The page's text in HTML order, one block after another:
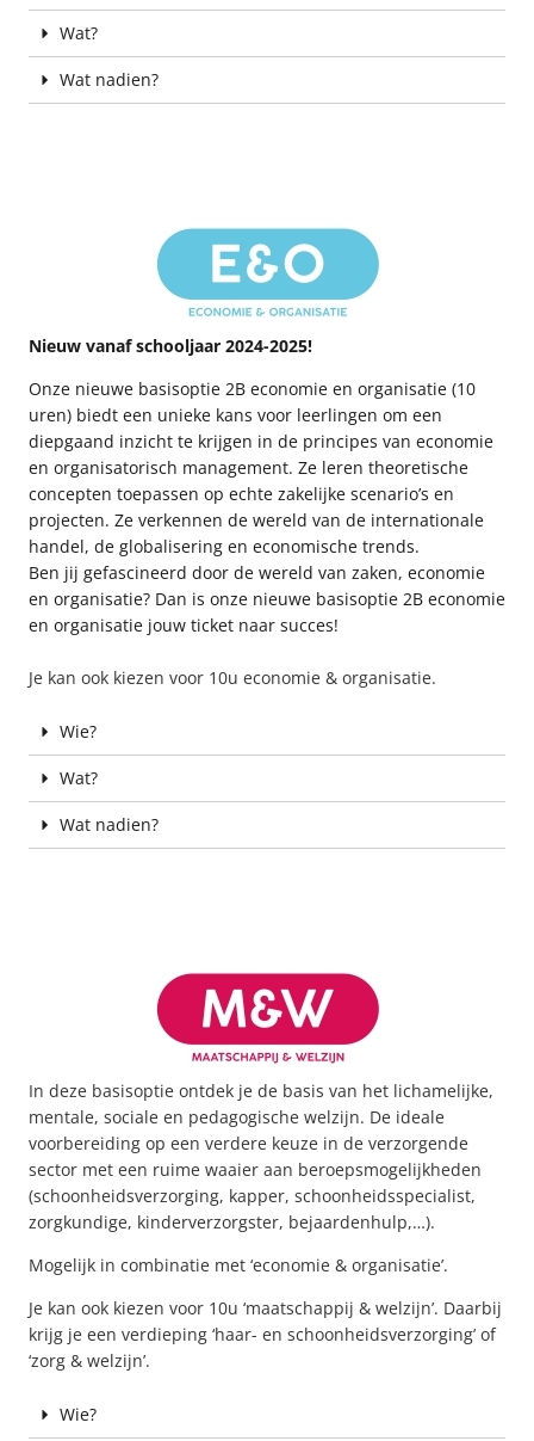
Wat?
Wat nadien?
Nieuw vanaf schooljaar 2024-2025!
Onze nieuwe basisoptie 2B economie en organisatie (10
uren) biedt een unieke kans voor leerlingen om een
diepgaand inzicht te krijgen in de principes van economie
en organisatorisch management. Ze leren theoretische
concepten toepassen op echte zakelijke scenario’s en
projecten. Ze verkennen de wereld van de internationale
handel, de globalisering en economische trends.
Ben jij gefascineerd door de wereld van zaken, economie
en organisatie? Dan is onze nieuwe basisoptie 2B economie
en organisatie jouw ticket naar succes!
Je kan ook kiezen voor 10u economie & organisatie.
Wie?
Wat?
Wat nadien?
In deze basisoptie ontdek je de basis van het lichamelijke,
mentale, sociale en pedagogische welzijn. De ideale
voorbereiding op een verdere keuze in de verzorgende
sector met een ruime waaier aan beroepsmogelijkheden
(schoonheidsverzorging, kapper, schoonheidsspecialist,
zorgkundige, kinderverzorgster, bejaardenhulp,…).
Mogelijk in combinatie met ‘economie & organisatie’.
Je kan ook kiezen voor 10u ‘maatschappij & welzijn’. Daarbij
krijg je een verdieping ‘haar- en schoonheidsverzorging’ of
‘zorg & welzijn’.
Wie?